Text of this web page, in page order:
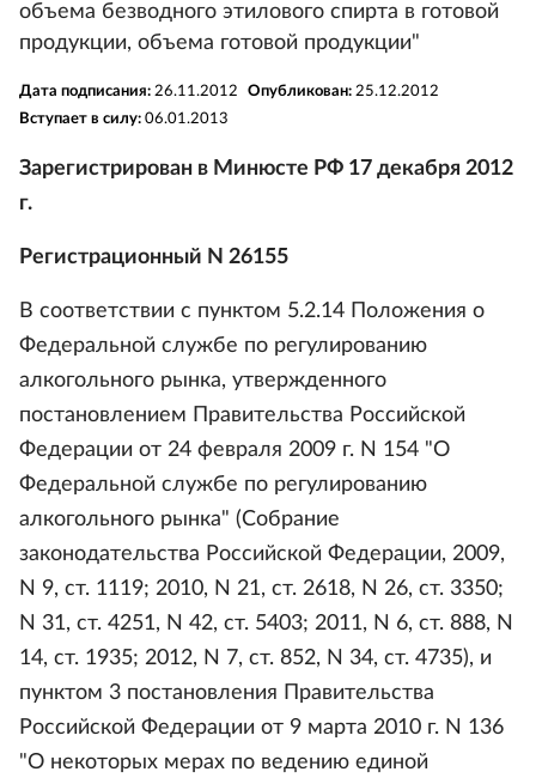
объема безводного этилового спирта в готовой
продукции, объема готовой продукции"
Дата подписания: 26.11.2012 Опубликован: 25.12.2012
Вступает в силу: 06.01.2013
Зарегистрирован в Минюсте РФ 17 декабря 2012
г.
Регистрационный N 26155
В соответствии с пунктом 5.2.14 Положения о
Федеральной службе по регулированию
алкогольного рынка, утвержденного
постановлением Правительства Российской
Федерации от 24 февраля 2009 г. N 154 "О
Федеральной службе по регулированию
алкогольного рынка" (Собрание
законодательства Российской Федерации, 2009,
N 9, ст. 1119; 2010, N 21, ст. 2618, N 26, ст. 3350;
N 31, ст. 4251, N 42, ст. 5403; 2011, N 6, ст. 888, N
14, ст. 1935; 2012, N 7, ст. 852, N 34, ст. 4735), и
пунктом 3 постановления Правительства
Российской Федерации от 9 марта 2010 г. N 136
"О некоторых мерах по ведению единой